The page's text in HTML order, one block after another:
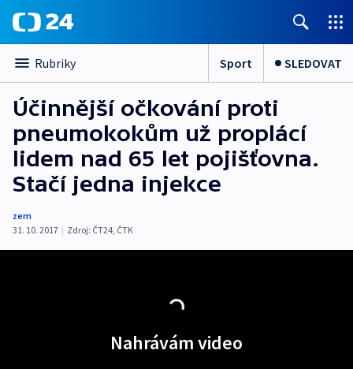
Rubriky Sport SLEDOVAT
Účinnější očkování proti
pneumokokům už proplácí
lidem nad 65 let pojišťovna.
Stačí jedna injekce
zem
31. 10. 2017 | Zdroj: ČT24, ČTK
Nahrávám video